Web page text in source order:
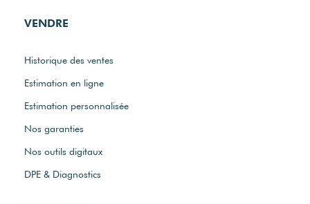
VENDRE
Historique des ventes
Estimation en ligne
Estimation personnalisée
Nos garanties
Nos outils digitaux
DPE & Diagnostics